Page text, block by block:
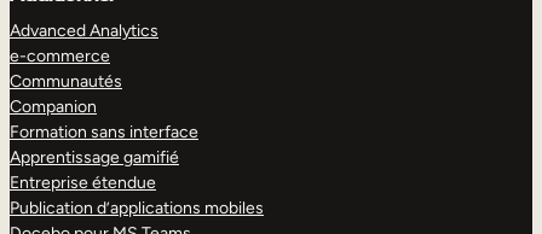
Advanced Analytics
e-commerce
Communautés
Companion
Formation sans interface
Apprentissage gamifié
Entreprise étendue
Publication d’applications mobiles